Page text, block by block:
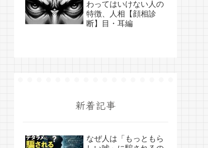
わってはいけない人の
特徴、人相【顔相診
断】目・耳編
新着記事
なぜ人は「もっともら